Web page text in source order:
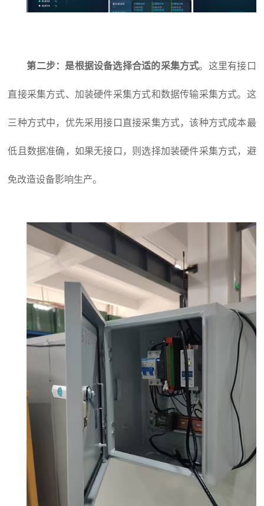
第二步：是根据设备选择合适的采集方式。这里有接口
直接采集方式、加装硬件采集方式和数据传输采集方式。这
三种方式中，优先采用接口直接采集方式，该种方式成本最
低且数据准确，如果无接口，则选择加装硬件采集方式，避
免改造设备影响生产。